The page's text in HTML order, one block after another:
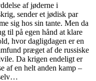
af jøderne i
sender et jødisk par
sig hos sin tante. Men da
til på egen hånd at klare
hvor dagligdagen er en
præget af de russiske
Da krigen endeligt er
af en helt anden kamp –